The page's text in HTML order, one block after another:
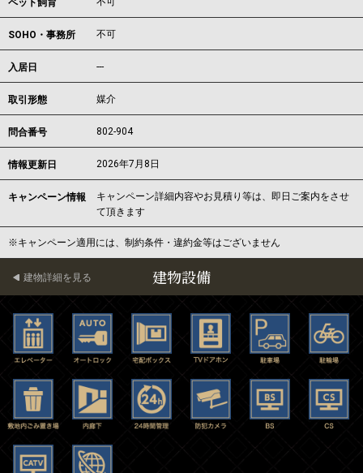
ペット飼育
SOHO・事務所 不可
入居日 ---
取引形態 媒介
問合番号 802-904
情報更新日 2026年7月8日
キャンペーン情報
キャンペーン詳細内容やお見積り等は、即日ご案内をさせ
て頂きます
※キャンペーン適用には、制約条件・違約金等はございません
建物設備
建物詳細を見る